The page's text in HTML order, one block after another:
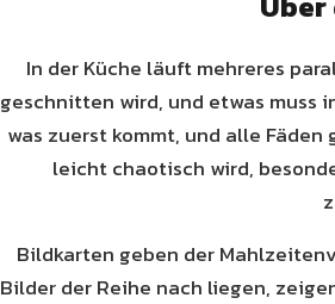
In der Küche läuft mehreres
geschnitten wird, und etwas muss
was zuerst kommt, und alle
leicht chaotisch wird,
Bildkarten geben der
Bilder der Reihe nach liegen,